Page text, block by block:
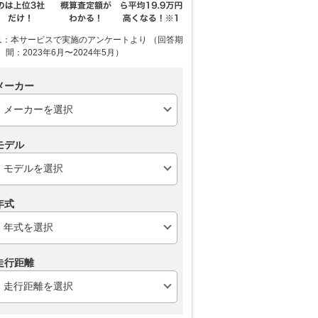
本サービスで実施のアンケートより （回答期
間：2023年6月〜2024年5月）
ーカー
デル
式
行距離